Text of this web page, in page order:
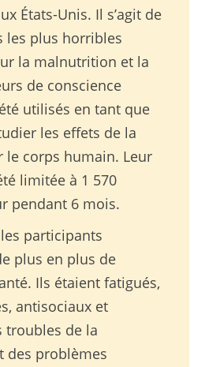
États-Unis. Il s’agit de
les plus horribles
la malnutrition et la
de conscience
utilisés en tant que
les effets de la
corps humain. Leur
limitée à 1 570
pendant 6 mois.
participants
plus en plus de
Ils étaient fatigués,
antisociaux et
troubles de la
des problèmes